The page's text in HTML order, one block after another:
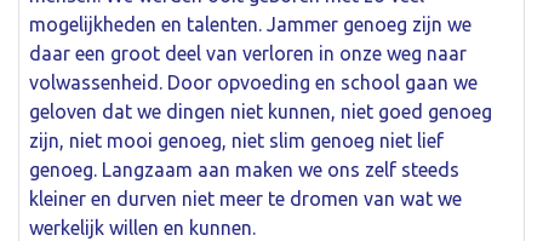
mogelijkheden en talenten. Jammer genoeg zijn we
daar een groot deel van verloren in onze weg naar
volwassenheid. Door opvoeding en school gaan we
geloven dat we dingen niet kunnen, niet goed genoeg
zijn, niet mooi genoeg, niet slim genoeg niet lief
genoeg. Langzaam aan maken we ons zelf steeds
kleiner en durven niet meer te dromen van wat we
werkelijk willen en kunnen.